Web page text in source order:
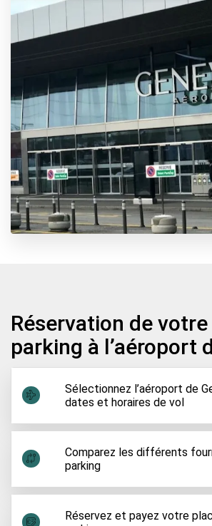
Réservation de
parking à l’aéroport
Sélectionnez l’aéroport de
dates et horaires de vol
Vos dates de voyage depuis
sont fixées ? Il est alors temps
parking de l'aéroport de Genève.
suffit de sélectionner l'aéroport de
Toutes les possibilités de
Comparez les différents
parking
Après avoir indiqué vos dates de
lieu de départ, vous voyez tous les
Réservez et payez votre